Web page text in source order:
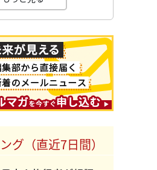
グ（直近7日間）